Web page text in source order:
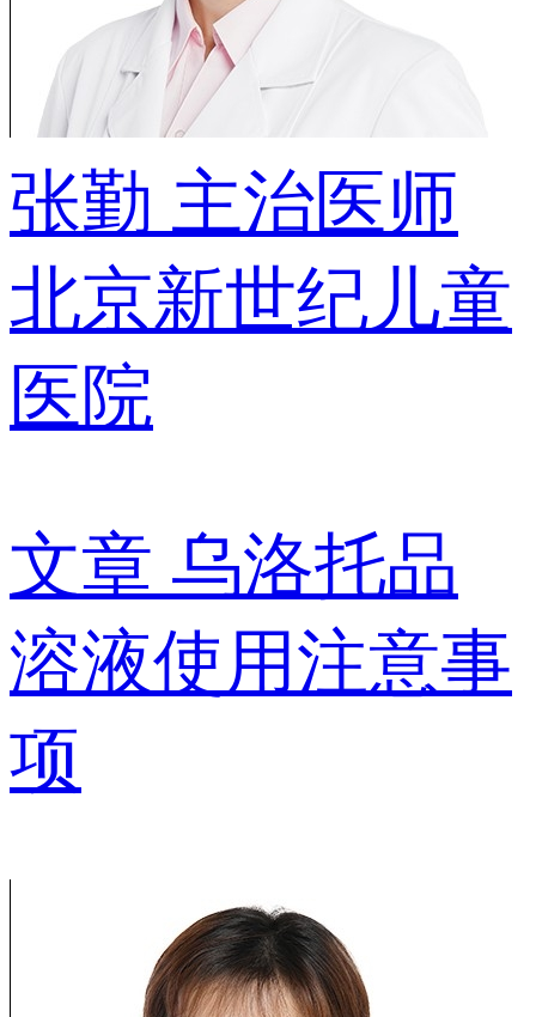
张勤 主治医师
北京新世纪儿童
医院
文章 乌洛托品
溶液使用注意事
项